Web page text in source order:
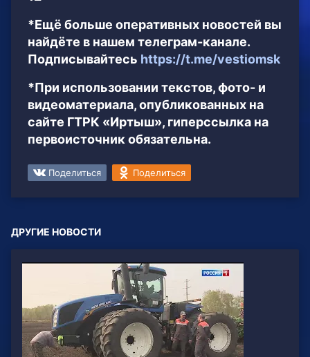
*Ещё больше оперативных новостей вы
найдёте в нашем телеграм-канале.
Подписывайтесь https://t.me/vestiomsk
*При использовании текстов, фото- и
видеоматериала, опубликованных на
сайте ГТРК «Иртыш», гиперссылка на
первоисточник обязательна.
Поделиться Поделиться
ДРУГИЕ НОВОСТИ